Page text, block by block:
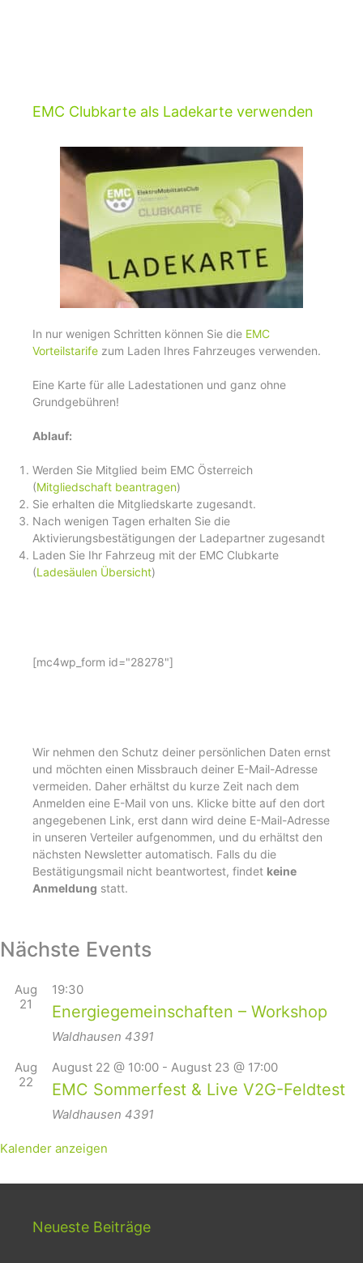
EMC Clubkarte als Ladekarte verwenden
In nur wenigen Schritten können Sie die EMC
Vorteilstarife zum Laden Ihres Fahrzeuges verwenden.
Eine Karte für alle Ladestationen und ganz ohne
Grundgebühren!
Ablauf:
Werden Sie Mitglied beim EMC Österreich
(Mitgliedschaft beantragen)
Sie erhalten die Mitgliedskarte zugesandt.
Nach wenigen Tagen erhalten Sie die
Aktivierungsbestätigungen der Ladepartner zugesandt
Laden Sie Ihr Fahrzeug mit der EMC Clubkarte
(Ladesäulen Übersicht)
[mc4wp_form id="28278"]
Wir nehmen den Schutz deiner persönlichen Daten ernst
und möchten einen Missbrauch deiner E-Mail-Adresse
vermeiden. Daher erhältst du kurze Zeit nach dem
Anmelden eine E-Mail von uns. Klicke bitte auf den dort
angegebenen Link, erst dann wird deine E-Mail-Adresse
in unseren Verteiler aufgenommen, und du erhältst den
nächsten Newsletter automatisch. Falls du die
Bestätigungsmail nicht beantwortest, findet keine
Anmeldung statt.
Nächste Events
Aug
21
19:30
Energiegemeinschaften – Workshop
Waldhausen 4391
Aug
22
August 22 @ 10:00 - August 23 @ 17:00
EMC Sommerfest & Live V2G-Feldtest
Waldhausen 4391
Kalender anzeigen
Neueste Beiträge